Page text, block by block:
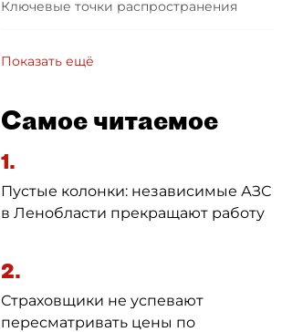
Ключевые точки распространения
Показать ещё
Самое читаемое
1.
Пустые колонки: независимые АЗС
в Ленобласти прекращают работу
2.
Страховщики не успевают
пересматривать цены по